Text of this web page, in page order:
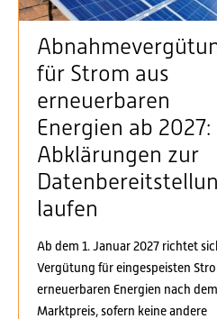
für Strom aus
erneuerbaren
Energien ab 2027:
Abklärungen zur
laufen
Ab dem 1. Januar 2027 richtet
Vergütung für eingespeisten
erneuerbaren Energien nach dem
Marktpreis, sofern keine andere